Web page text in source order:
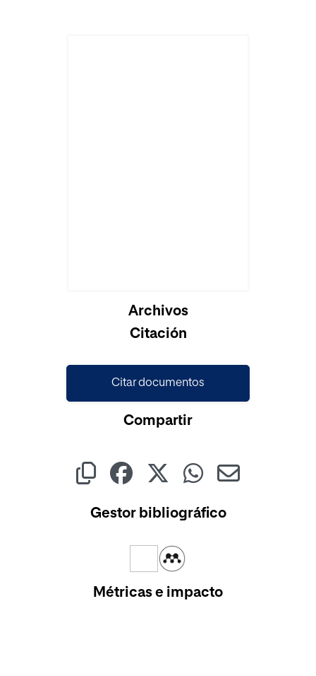
Archivos
Citación
Citar documentos
Compartir
Gestor bibliográfico
Métricas e impacto